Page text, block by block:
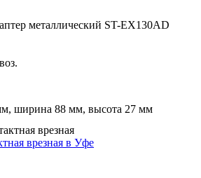
металлический ST-EX130AD
ширина 88 мм, высота 27 мм
врезная в Уфе